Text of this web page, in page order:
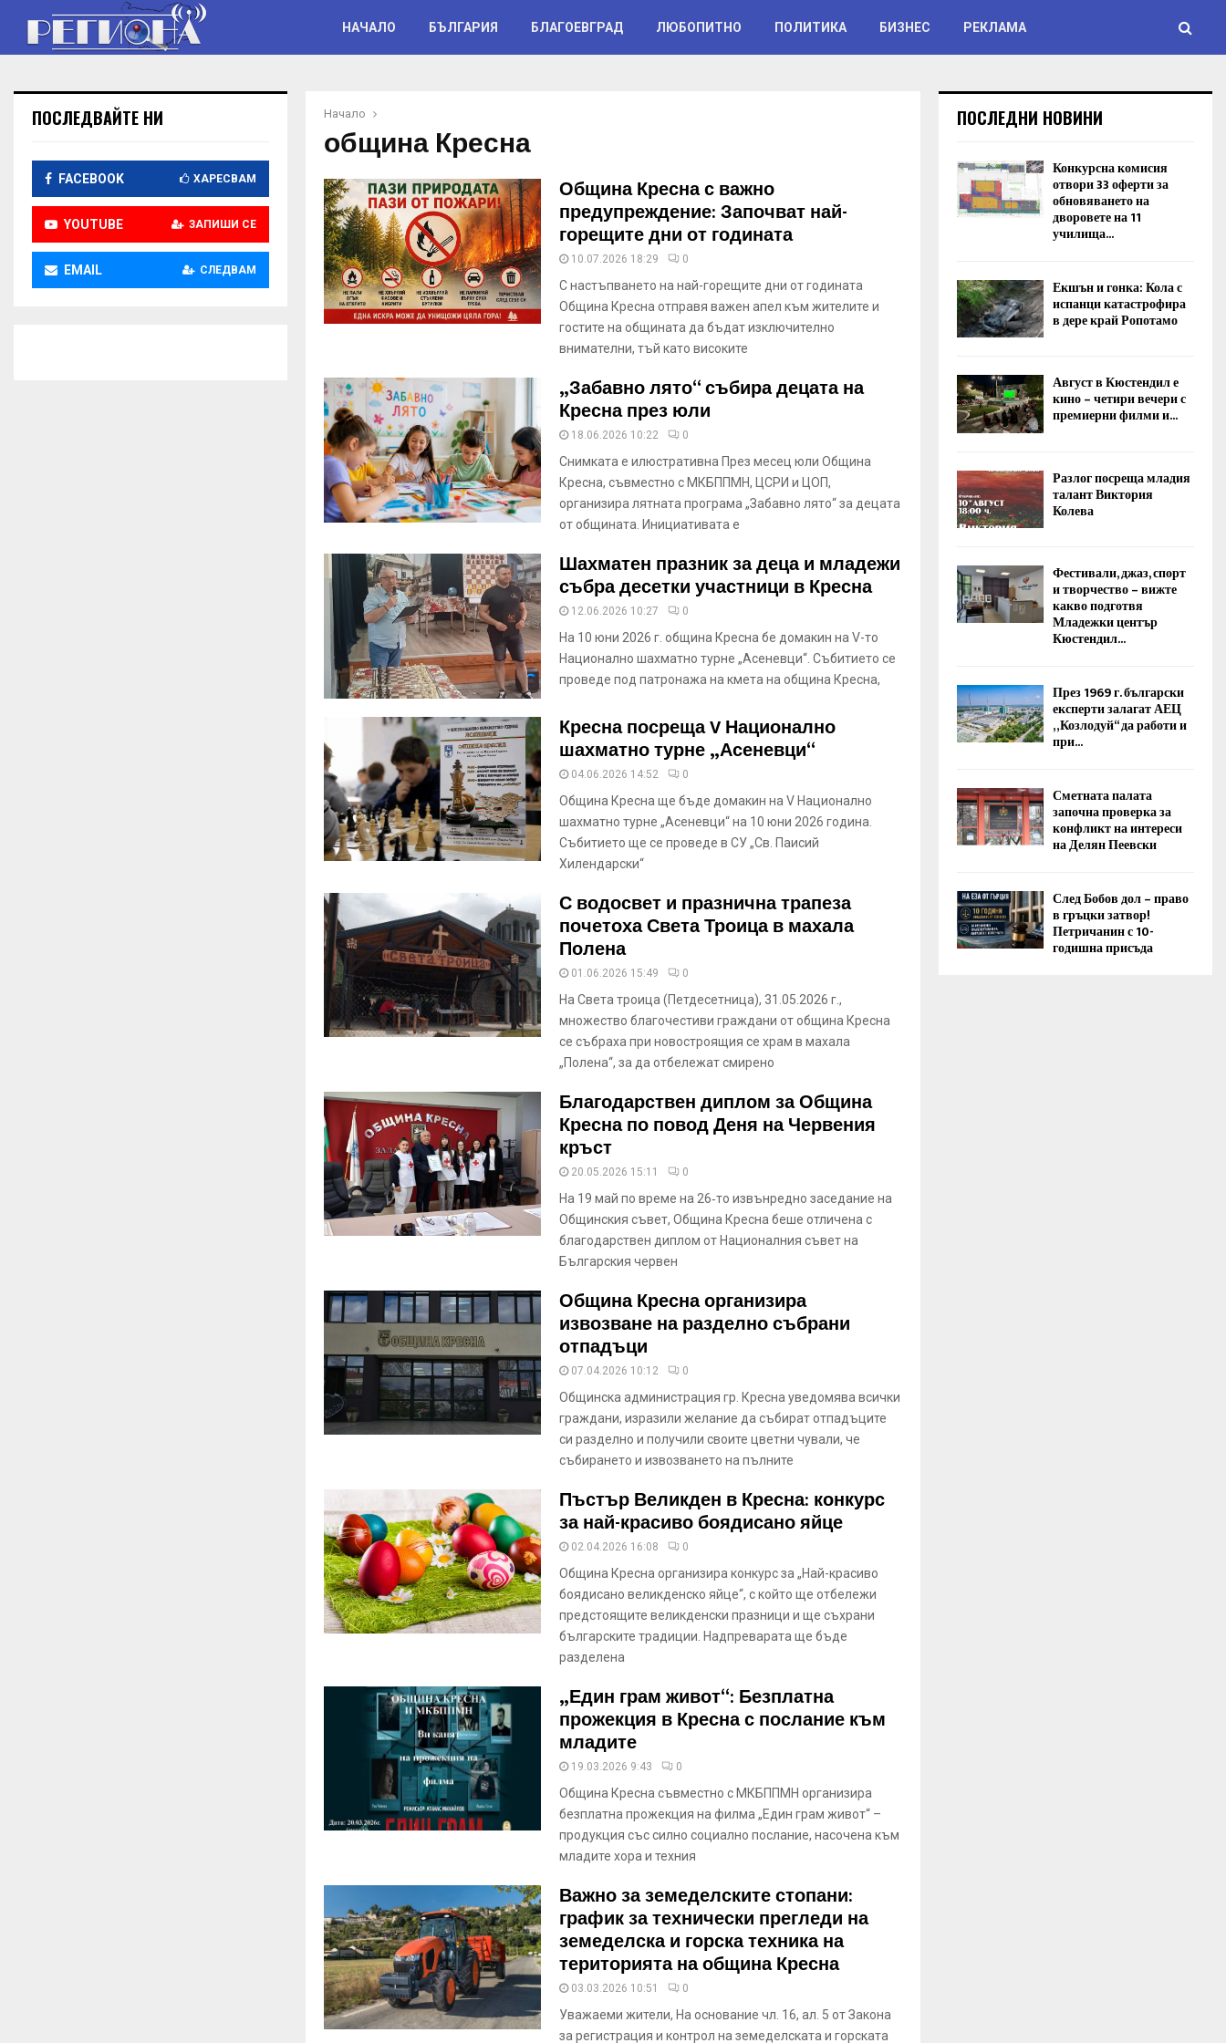
НАЧАЛО БЪЛГАРИЯ БЛАГОЕВГРАД ЛЮБОПИТНО ПОЛИТИКА БИЗНЕС РЕКЛАМА
Начало
община Кресна
Община Кресна с важно
предупреждение: Започват най-
горещите дни от годината
10.07.2026 18:29 0
С настъпването на най-горещите дни от годината
Община Кресна отправя важен апел към жителите и
гостите на общината да бъдат изключително
внимателни, тъй като високите
„Забавно лято“ събира децата на
Кресна през юли
18.06.2026 10:22 0
Снимката е илюстративна През месец юли Община
Кресна, съвместно с МКБППМН, ЦСРИ и ЦОП,
организира лятната програма „Забавно лято“ за децата
от общината. Инициативата е
Шахматен празник за деца и младежи
събра десетки участници в Кресна
12.06.2026 10:27 0
На 10 юни 2026 г. община Кресна бе домакин на V-то
Национално шахматно турне „Асеневци“. Събитието се
проведе под патронажа на кмета на община Кресна,
Кресна посреща V Национално
шахматно турне „Асеневци“
04.06.2026 14:52 0
Община Кресна ще бъде домакин на V Национално
шахматно турне „Асеневци“ на 10 юни 2026 година.
Събитието ще се проведе в СУ „Св. Паисий
Хилендарски“
С водосвет и празнична трапеза
почетоха Света Троица в махала
Полена
01.06.2026 15:49 0
На Света троица (Петдесетница), 31.05.2026 г.,
множество благочестиви граждани от община Кресна
се събраха при новостроящия се храм в махала
„Полена“, за да отбележат смирено
Благодарствен диплом за Община
Кресна по повод Деня на Червения
кръст
20.05.2026 15:11 0
На 19 май по време на 26‑то извънредно заседание на
Общинския съвет, Община Кресна беше отличена с
благодарствен диплом от Националния съвет на
Българския червен
Община Кресна организира
извозване на разделно събрани
отпадъци
07.04.2026 10:12 0
Общинска администрация гр. Кресна уведомява всички
граждани, изразили желание да събират отпадъците
си разделно и получили своите цветни чували, че
събирането и извозването на пълните
Пъстър Великден в Кресна: конкурс
за най-красиво боядисано яйце
02.04.2026 16:08 0
Община Кресна организира конкурс за „Най-красиво
боядисано великденско яйце“, с който ще отбележи
предстоящите великденски празници и ще съхрани
българските традиции. Надпреварата ще бъде
разделена
„Един грам живот“: Безплатна
прожекция в Кресна с послание към
младите
19.03.2026 9:43 0
Община Кресна съвместно с МКБППМН организира
безплатна прожекция на филма „Един грам живот“ –
продукция със силно социално послание, насочена към
младите хора и техния
Важно за земеделските стопани:
график за технически прегледи на
земеделска и горска техника на
територията на община Кресна
03.03.2026 10:51 0
Уважаеми жители, На основание чл. 16, ал. 5 от Закона
за регистрация и контрол на земеделската и горската
ПОСЛЕДВАЙТЕ НИ
FACEBOOK ХАРЕСВАМ
YOUTUBE ЗАПИШИ СЕ
EMAIL СЛЕДВАМ
ПОСЛЕДНИ НОВИНИ
Конкурсна комисия
отвори 33 оферти за
обновяването на
дворовете на 11
училища...
Екшън и гонка: Кола с
испанци катастрофира
в дере край Ропотамо
Август в Кюстендил е
кино – четири вечери с
премиерни филми и...
Разлог посреща младия
талант Виктория
Колева
Фестивали, джаз, спорт
и творчество – вижте
какво подготвя
Младежки център
Кюстендил...
През 1969 г. български
експерти залагат АЕЦ
„Козлодуй“ да работи и
при...
Сметната палата
започна проверка за
конфликт на интереси
на Делян Пеевски
След Бобов дол – право
в гръцки затвор!
Петричанин с 10-
годишна присъда